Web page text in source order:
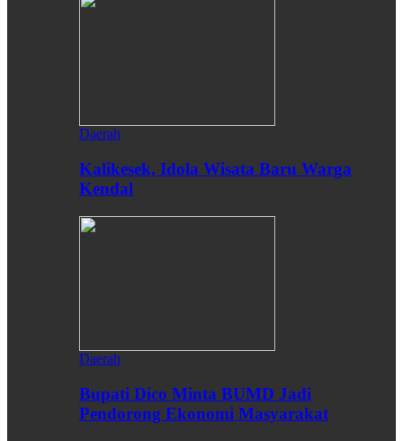
Daerah
Kalikesek, Idola Wisata Baru Warga
Kendal
Daerah
Bupati Dico Minta BUMD Jadi
Pendorong Ekonomi Masyarakat